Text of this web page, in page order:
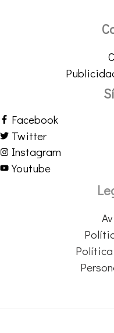
Facebook
Twitter
Instagram
Youtube